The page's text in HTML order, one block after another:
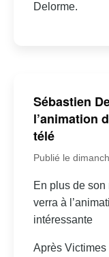
Delorme.
Sébastien
l’animation
télé
Publié le
En plus de
verra à
intéressante
Après Victimes